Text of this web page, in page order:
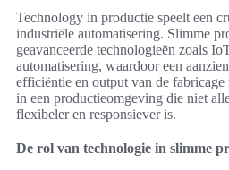
Technology in productie speelt een
industriële automatisering. Slimme
geavanceerde technologieën zoals
automatisering, waardoor een
efficiëntie en output van de
in een productieomgeving die niet
flexibeler en responsiever is.
De rol van technologie in slimme